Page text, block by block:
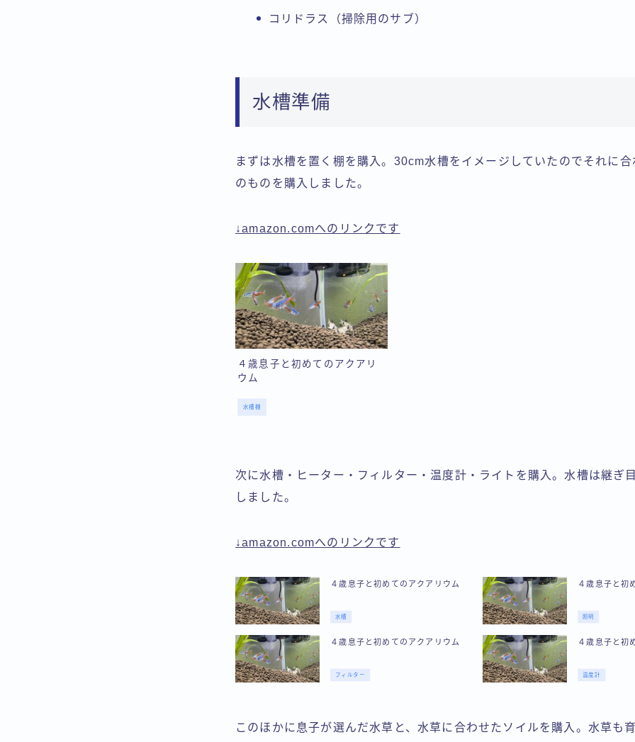
コリドラス（掃除用のサブ）
水槽準備
まずは水槽を置く棚を購入。30cm水槽をイメージしていたのでそれに合
のものを購入しました。
↓amazon.comへのリンクです
４歳息子と初めてのアクアリ
ウム
水槽棚
次に水槽・ヒーター・フィルター・温度計・ライトを購入。水槽は継ぎ
しました。
↓amazon.comへのリンクです
４歳息子と初めてのアクアリウム
水槽
４歳息子と初
照明
４歳息子と初めてのアクアリウム
フィルター
４歳息子と初
温度計
このほかに息子が選んだ水草と、水草に合わせたソイルを購入。水草も